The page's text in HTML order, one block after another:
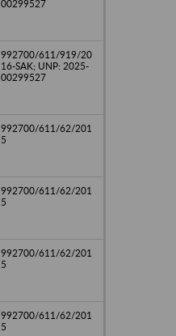
00299527
992700/611/919/20
16-SAK; UNP: 2025-
00299527
992700/611/62/201
5
992700/611/62/201
5
992700/611/62/201
5
992700/611/62/201
5